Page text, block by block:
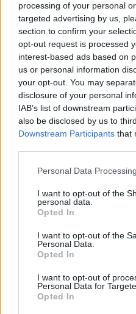
processing of your personal
targeted advertising by us,
section to confirm your
opt-out request is processed
interest-based ads based on
us or personal information
your opt-out. You may
disclosure of your personal
IAB’s list of downstream
also be disclosed by us to
Downstream Participants that
Please note that this website/
not limited to your visit or
grant or deny consent to
use your data for below
consent section.
Personal Data
I want to opt-out of the
personal data.
Opted In
I want to opt-out of the
Personal Data.
Opted In
I want to opt-out of
Personal Data for
Opted In
Minifigek: 10/10 szívem
Embo és Aurra annyira
találok szavakat. Sugi is
droid pedig bár
környezetben de
van annyira jó hogy nem